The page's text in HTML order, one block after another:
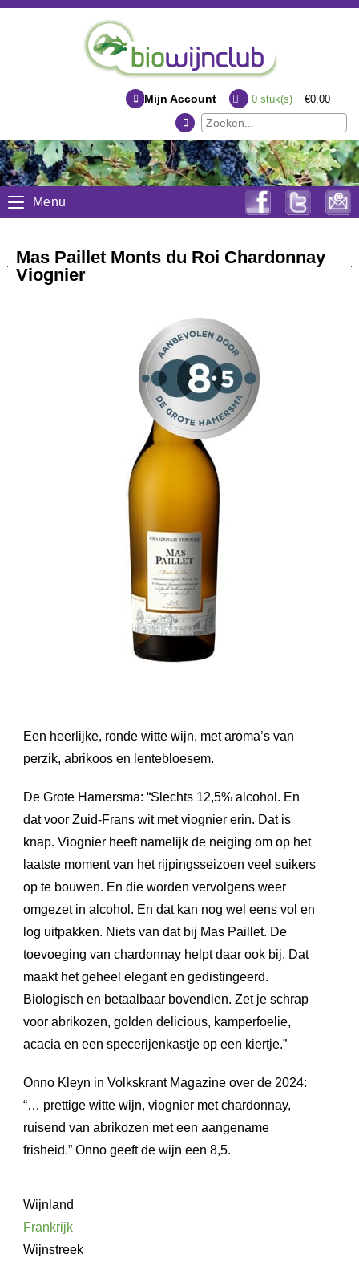
Mijn Account 0stuk(s) €0,00
Menu
Mas Paillet Monts du Roi Chardonnay
Viognier
Een heerlijke, ronde witte wijn, met aroma’s van
perzik, abrikoos en lentebloesem.
De Grote Hamersma: “Slechts 12,5% alcohol. En
dat voor Zuid-Frans wit met viognier erin. Dat is
knap. Viognier heeft namelijk de neiging om op het
laatste moment van het rijpingsseizoen veel suikers
op te bouwen. En die worden vervolgens weer
omgezet in alcohol. En dat kan nog wel eens vol en
log uitpakken. Niets van dat bij Mas Paillet. De
toevoeging van chardonnay helpt daar ook bij. Dat
maakt het geheel elegant en gedistingeerd.
Biologisch en betaalbaar bovendien. Zet je schrap
voor abrikozen, golden delicious, kamperfoelie,
acacia en een specerijenkastje op een kiertje.”
Onno Kleyn in Volkskrant Magazine over de 2024:
“… prettige witte wijn, viognier met chardonnay,
ruisend van abrikozen met een aangename
frisheid.” Onno geeft de wijn een 8,5.
Wijnland
Frankrijk
Wijnstreek